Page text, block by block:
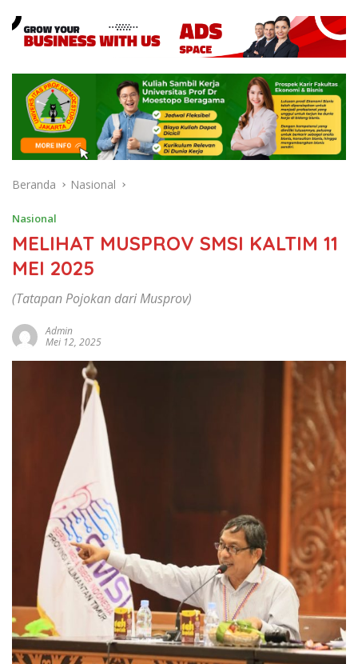
Beranda Nasional
Nasional
MELIHAT MUSPROV SMSI KALTIM 11
MEI 2025
(Tatapan Pojokan dari Musprov)
Admin
Mei 12, 2025